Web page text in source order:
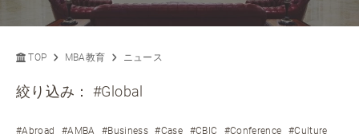
TOP MBA教育 ニュース
絞り込み：#Global
#Abroad #AMBA #Business #Case #CBIC #Conference #Culture